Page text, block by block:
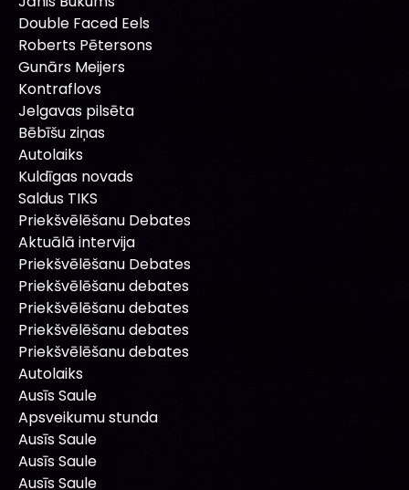
Double Faced Eels
Roberts Pētersons
Gunārs Meijers
Kontraflovs
Jelgavas pilsēta
Bēbīšu ziņas
Autolaiks
Kuldīgas novads
Saldus TIKS
Priekšvēlēšanu Debates
Aktuālā intervija
Priekšvēlēšanu Debates
Priekšvēlēšanu debates
Priekšvēlēšanu debates
Priekšvēlēšanu debates
Priekšvēlēšanu debates
Autolaiks
Ausīs Saule
Apsveikumu stunda
Ausīs Saule
Ausīs Saule
Ausīs Saule